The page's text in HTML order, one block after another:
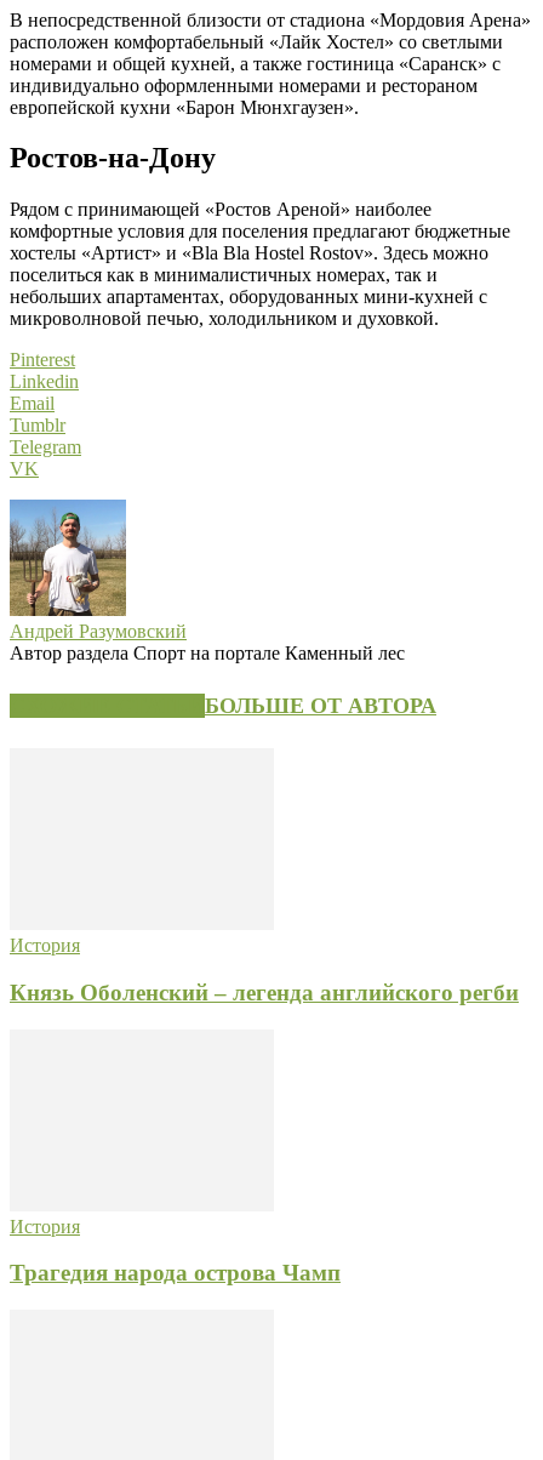
В непосредственной близости от стадиона «Мордовия Арена»
расположен комфортабельный «Лайк Хостел» со светлыми
номерами и общей кухней, а также гостиница «Саранск» с
индивидуально оформленными номерами и рестораном
европейской кухни «Барон Мюнхгаузен».
Ростов-на-Дону
Рядом с принимающей «Ростов Ареной» наиболее
комфортные условия для поселения предлагают бюджетные
хостелы «Артист» и «Bla Bla Hostel Rostov». Здесь можно
поселиться как в минималистичных номерах, так и
небольших апартаментах, оборудованных мини-кухней с
микроволновой печью, холодильником и духовкой.
Pinterest
Linkedin
Email
Tumblr
Telegram
VK
Андрей Разумовский
Автор раздела Спорт на портале Каменный лес
БОЛЬШЕ ОТ АВТОРА
История
Князь Оболенский – легенда английского регби
История
Трагедия народа острова Чамп